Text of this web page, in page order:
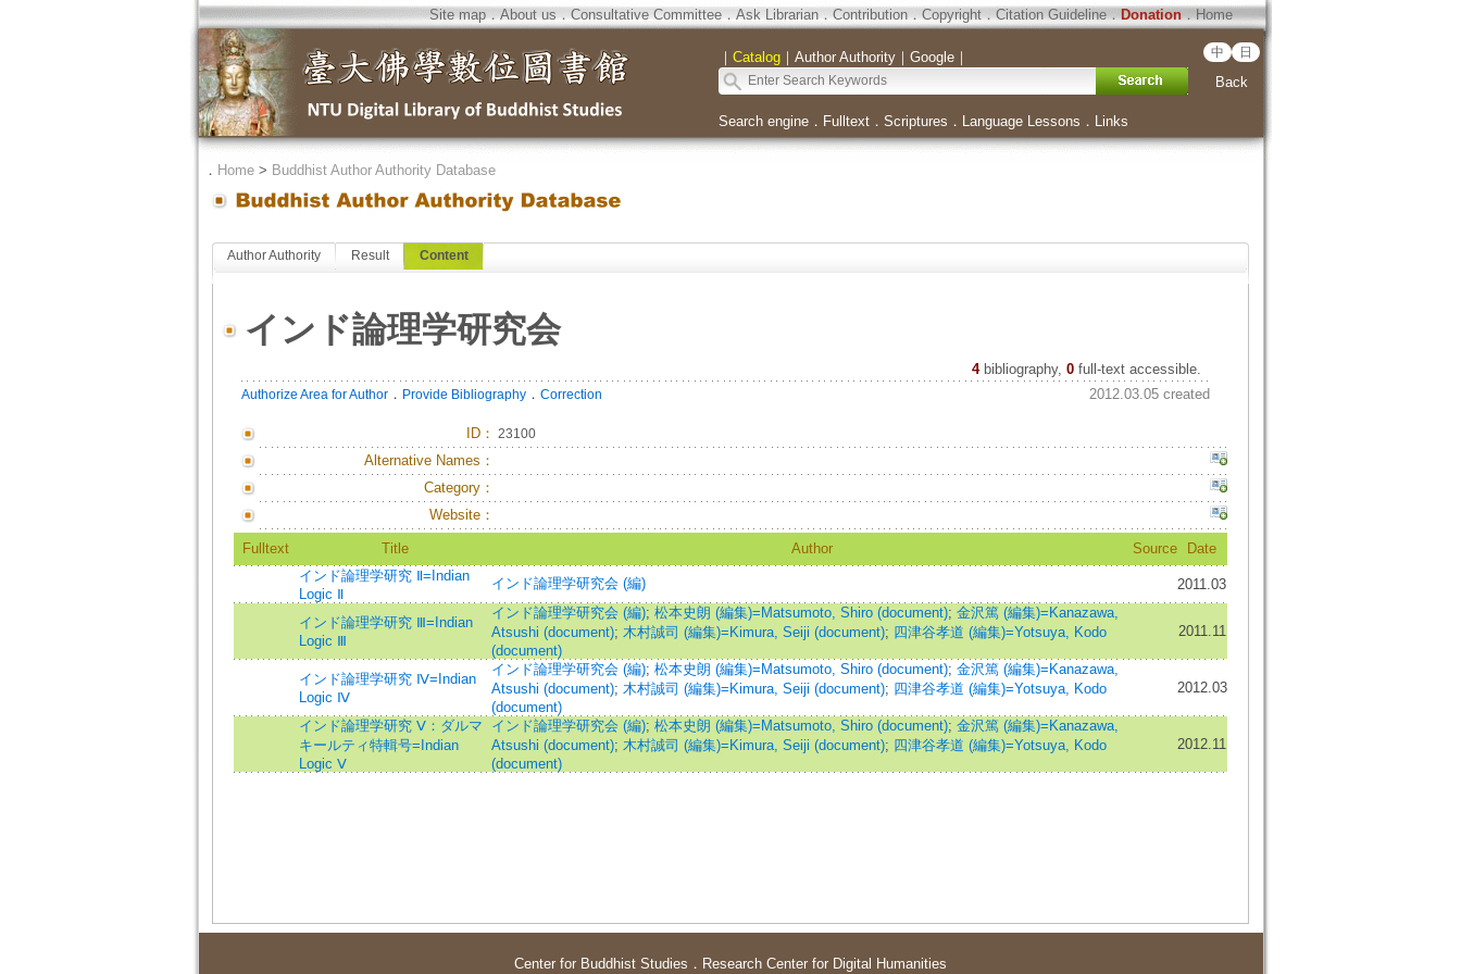
Site map．About us．Consultative Committee．Ask Librarian．Contribution．Copyright．Citation Guideline．Donation．Home
｜ Catalog｜ Author Authority｜ Google｜ 中 日
Back
Search engine． Fulltext． Scriptures ． Language Lessons ． Links
． Home> Buddhist Author Authority Database
Author Authority Result Content
インド論理学研究会
4 bibliography, 0full-text accessible.
Authorize Area for Author． Provide Bibliography． Correction 2012.03.05 created
ID： 23100
Alternative Names：
Category：
Website：
Fulltext Title Author Source
Date
インド論理学研究 Ⅱ=Indian
Logic Ⅱ
インド論理学研究会 (編) 2011.03
インド論理学研究 Ⅲ=Indian
Logic Ⅲ
インド論理学研究会 (編); 松本史朗 (編集)=Matsumoto, Shiro (document); 金沢篤 (編集)=Kanazawa,
Atsushi (document); 木村誠司 (編集)=Kimura, Seiji (document); 四津谷孝道 (編集)=Yotsuya, Kodo
(document)
2011.11
インド論理学研究 Ⅳ=Indian
Logic Ⅳ
インド論理学研究会 (編); 松本史朗 (編集)=Matsumoto, Shiro (document); 金沢篤 (編集)=Kanazawa,
Atsushi (document); 木村誠司 (編集)=Kimura, Seiji (document); 四津谷孝道 (編集)=Yotsuya, Kodo
(document)
2012.03
インド論理学研究 Ⅴ：ダルマ
キールティ特輯号=Indian
Logic Ⅴ
インド論理学研究会 (編); 松本史朗 (編集)=Matsumoto, Shiro (document); 金沢篤 (編集)=Kanazawa,
Atsushi (document); 木村誠司 (編集)=Kimura, Seiji (document); 四津谷孝道 (編集)=Yotsuya, Kodo
(document)
2012.11
Center for Buddhist Studies ． Research Center for Digital Humanities